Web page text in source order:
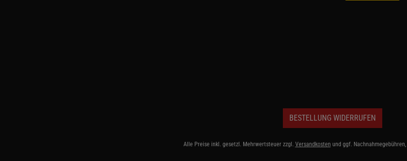
BESTELLUNG WIDERRUFEN
Alle Preise inkl. gesetzl. Mehrwertsteuer zzgl. Versandkosten und ggf.